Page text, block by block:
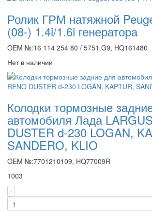
Ролик ГРМ натяжной
(08-) 1.4i/1.6i генератора
OEM №:16 114 254 80 / 5751.G9, HQ161480
Нет в наличии
Колодки тормозные
автомобиля Лада
DUSTER d-230 LOGAN,
SANDERO, KLIO
OEM №:7701210109, HQ77009R
1003
-